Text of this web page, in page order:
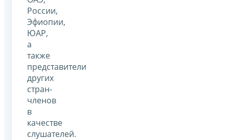
России,
Эфиопии,
ЮАР,
а
также
представители
других
стран-
членов
в
качестве
слушателей.